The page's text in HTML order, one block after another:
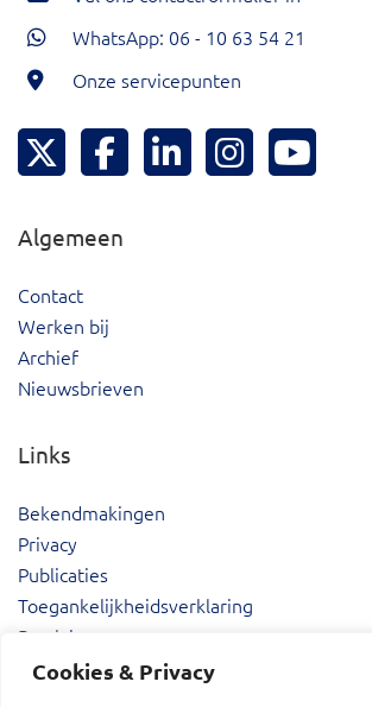
Cookies & Privacy
WhatsApp: 06 - 10 63 54 21
Onze servicepunten
Hoeksche Waard Twitter
Hoeksche Waard Facebook
Hoeksche Waard
Hoeksche
Algemeen
Contact
Werken bij
Archief
Nieuwsbrieven
Links
Bekendmakingen
Privacy
Publicaties
Toegankelijkheidsverklaring
Proclaimer